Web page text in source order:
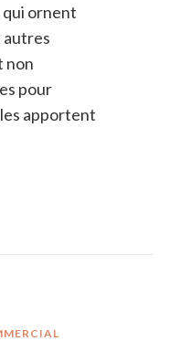
ornent
autres
non
pour
apportent